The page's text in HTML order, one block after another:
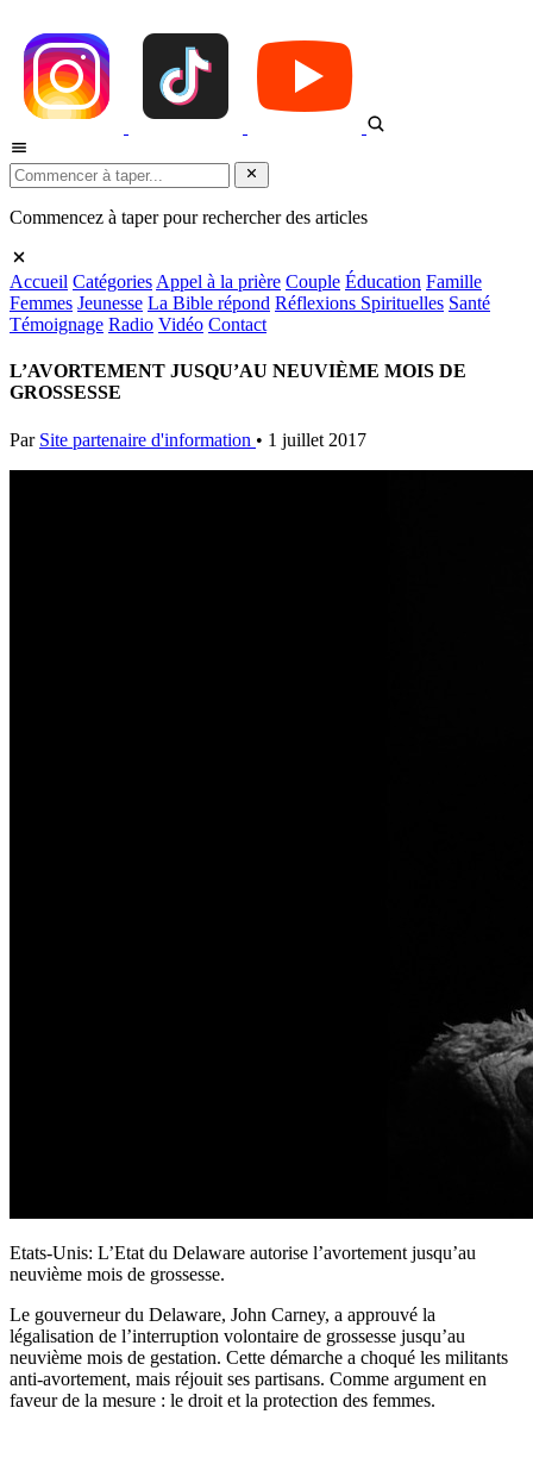
Commencez à taper pour rechercher des articles
Accueil Catégories Appel à la prière Couple Éducation Famille
Femmes Jeunesse La Bible répond Réflexions Spirituelles Santé
Témoignage Radio Vidéo Contact
L’AVORTEMENT JUSQU’AU NEUVIÈME MOIS DE
GROSSESSE
Par Site partenaire d'information • 1 juillet 2017
Etats-Unis: L’Etat du Delaware autorise l’avortement jusqu’au
neuvième mois de grossesse.
Le gouverneur du Delaware, John Carney, a approuvé la
légalisation de l’interruption volontaire de grossesse jusqu’au
neuvième mois de gestation. Cette démarche a choqué les militants
anti-avortement, mais réjouit ses partisans. Comme argument en
faveur de la mesure : le droit et la protection des femmes.